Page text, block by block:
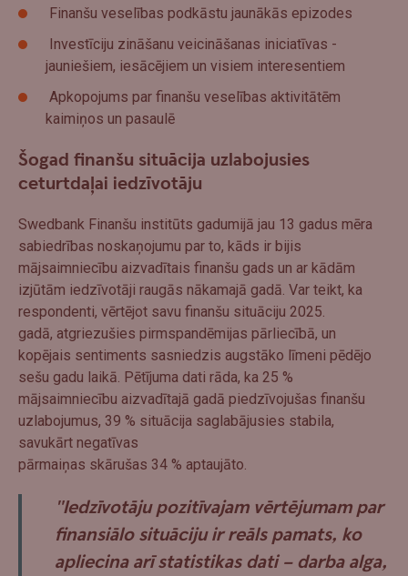
Finanšu veselības podkāstu jaunākās epizodes
Investīciju zināšanu veicināšanas iniciatīvas -
jauniešiem, iesācējiem un visiem interesentiem
Apkopojums par finanšu veselības aktivitātēm
kaimiņos un pasaulē
Šogad finanšu situācija uzlabojusies
ceturtdaļai iedzīvotāju
Swedbank Finanšu institūts gadumijā jau 13 gadus mēra
sabiedrības noskaņojumu par to, kāds ir bijis
mājsaimniecību aizvadītais finanšu gads un ar kādām
izjūtām iedzīvotāji raugās nākamajā gadā. Var teikt, ka
respondenti, vērtējot savu finanšu situāciju 2025.
gadā, atgriezušies pirmspandēmijas pārliecībā, un
kopējais sentiments sasniedzis augstāko līmeni pēdējo
sešu gadu laikā. Pētījuma dati rāda, ka 25 %
mājsaimniecību aizvadītajā gadā piedzīvojušas finanšu
uzlabojumus, 39 % situācija saglabājusies stabila,
savukārt negatīvas
pārmaiņas skārušas 34 % aptaujāto.
"Iedzīvotāju pozitīvajam vērtējumam par
finansiālo situāciju ir reāls pamats, ko
apliecina arī statistikas dati – darba alga,